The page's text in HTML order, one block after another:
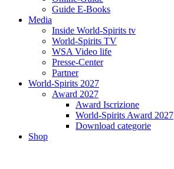
Guide E-Books
Media
Inside World-Spirits tv
World-Spirits TV
WSA Video life
Presse-Center
Partner
World-Spirits 2027
Award 2027
Award Iscrizione
World-Spirits Award 2027
Download categorie
Shop